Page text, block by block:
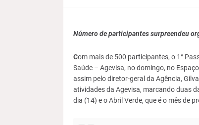
Número de participantes surpreendeu
Com mais de 500 participantes, o 1°
Saúde – Agevisa, no domingo, no
assim pelo diretor-geral da Agência,
atividades da Agevisa, marcando duas
dia (14) e o Abril Verde, que é o mês de